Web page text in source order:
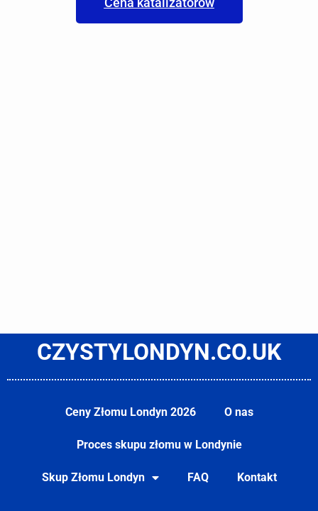
CZYSTYLONDYN.CO.UK
Ceny Złomu Londyn 2026 O nas
Proces skupu złomu w Londynie
Skup Złomu Londyn FAQ Kontakt